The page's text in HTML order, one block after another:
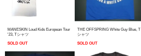
MANESKIN Loud Kids European Tour
'23, Tシャツ
SOLD OUT
THE OFFSPRING White Guy Blue, T
シャツ
SOLD OUT